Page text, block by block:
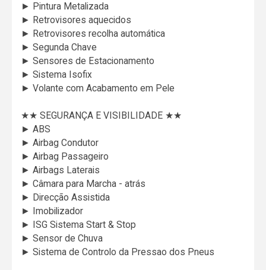
► Pintura Metalizada
► Retrovisores aquecidos
► Retrovisores recolha automática
► Segunda Chave
► Sensores de Estacionamento
► Sistema Isofix
► Volante com Acabamento em Pele
★★ SEGURANÇA E VISIBILIDADE ★★
► ABS
► Airbag Condutor
► Airbag Passageiro
► Airbags Laterais
► Câmara para Marcha - atrás
► Direcção Assistida
► Imobilizador
► ISG Sistema Start & Stop
► Sensor de Chuva
► Sistema de Controlo da Pressao dos Pneus